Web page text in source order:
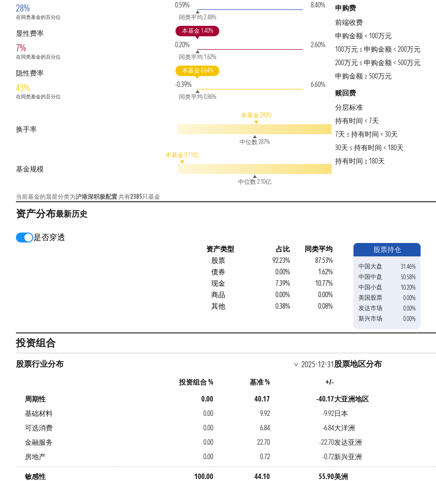
28%
在同类基金的百分位
0.59%
同类平均 2.48%
8.40%
显性费率
7%
在同类基金的百分位
0.20%
本基金 1.40%
同类平均 1.62%
2.60%
隐性费率
43%
在同类基金的百分位
-0.39%
本基金 0.64%
同类平均 0.86%
6.60%
换手率
本基金 290%
中位数 287%
基金规模
本基金 0.11亿
中位数 2.10亿
当前基金的晨星分类为沪港深积极配置共有2385只基金
申购费
前端收费
申购金额 < 100万元
100万元 ≤ 申购金额 < 200万元
200万元 ≤ 申购金额 < 500万元
申购金额 ≥ 500万元
赎回费
分层标准
持有时间 < 7天
7天 ≤ 持有时间 < 30天
30天 ≤ 持有时间 < 180天
持有时间 ≥ 180天
资产分布最新历史
是否穿透
资产类型 占比
同类平均
股票
92.23%
87.53%
债券
0.00%
1.62%
现金
7.39%
10.77%
商品
0.00%
0.00%
其他
0.38% 0.08%
股票持仓
中国大盘
31.46%
中国中盘
50.58%
中国小盘
10.20%
美国股票
0.00%
发达市场
0.00%
新兴市场
0.00%
投资组合
股票行业分布 2025-12-31
投资组合 % 基准 %
+/-
周期性
0.00 40.17
-40.17
基础材料
0.00 9.92
-9.92
可选消费
0.00 6.84
-6.84
金融服务
0.00 22.70
-22.70
房地产
0.00 0.72 -0.72
敏感性 100.00 44.10 55.90
股票地区分布
大亚洲地区
日本
大洋洲
发达亚洲
新兴亚洲
美洲